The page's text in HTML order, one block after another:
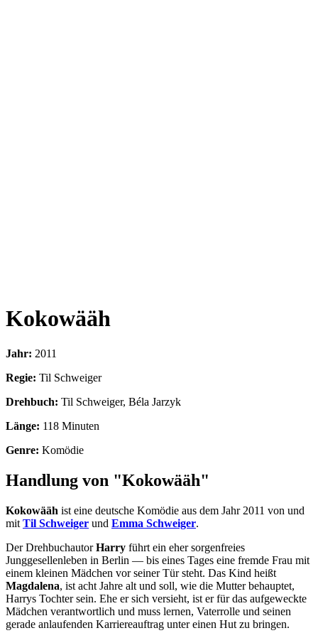
Kokowääh
Jahr: 2011
Regie: Til Schweiger
Drehbuch: Til Schweiger, Béla Jarzyk
Länge: 118 Minuten
Genre: Komödie
Handlung von "Kokowääh"
Kokowääh ist eine deutsche Komödie aus dem Jahr 2011 von und
mit Til Schweiger und Emma Schweiger.
Der DrehbuchautorHarry führt ein eher sorgenfreies
Junggesellenleben in Berlin — bis eines Tages eine fremde Frau mit
einem kleinen Mädchen vor seiner Tür steht. Das Kind heißt
Magdalena, ist acht Jahre alt und soll, wie die Mutter behauptet,
Harrys Tochter sein. Ehe er sich versieht, ist er für das aufgeweckte
Mädchen verantwortlich und muss lernen, Vaterrolle und seinen
gerade anlaufenden Karriereauftrag unter einen Hut zu bringen.